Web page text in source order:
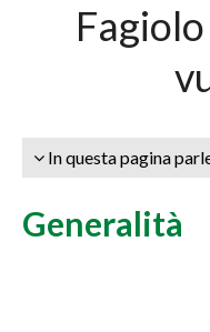
In questa pagina
Generalità